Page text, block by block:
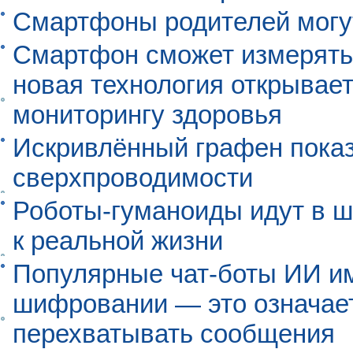
Смартфоны родителей
Смартфон сможет
новая технология
мониторингу здоровья
Искривлённый графен
сверхпроводимости
Роботы-гуманоиды идут в
к реальной жизни
Популярные чат-боты ИИ
шифровании — это
перехватывать сообщения